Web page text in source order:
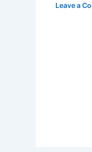
Leave a